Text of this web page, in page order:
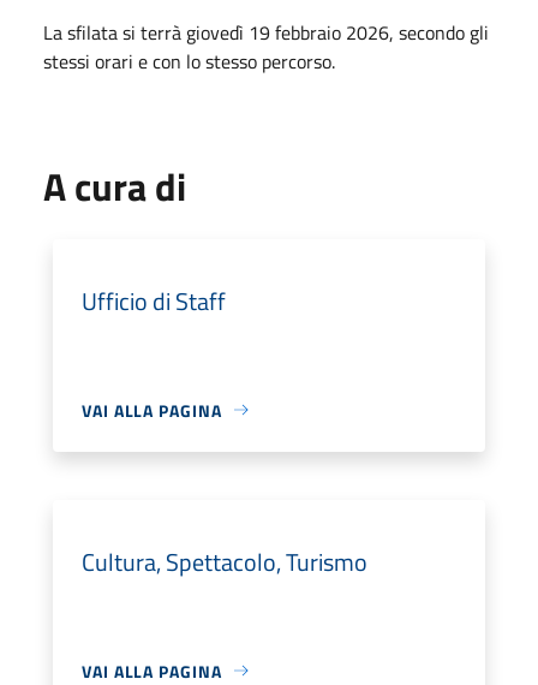
La sfilata si terrà giovedì 19 febbraio 2026, secondo gli
stessi orari e con lo stesso percorso.
A cura di
Ufficio di Staff
VAI ALLA PAGINA
Cultura, Spettacolo, Turismo
VAI ALLA PAGINA